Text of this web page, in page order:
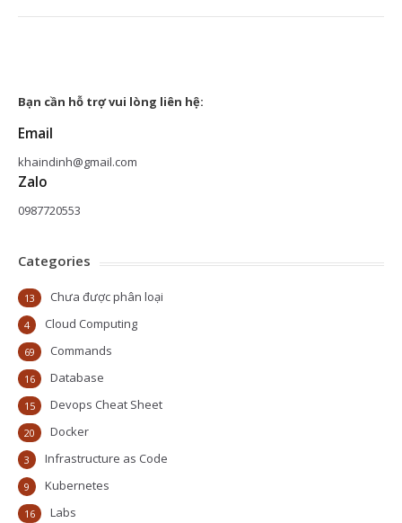
Bạn cần hỗ trợ vui lòng liên hệ:
Email
khaindinh@gmail.com
Zalo
0987720553
Categories
Chưa được phân loại
13
Cloud Computing
4
Commands
69
Database
16
Devops Cheat Sheet
15
Docker
20
Infrastructure as Code
3
Kubernetes
9
Labs
16